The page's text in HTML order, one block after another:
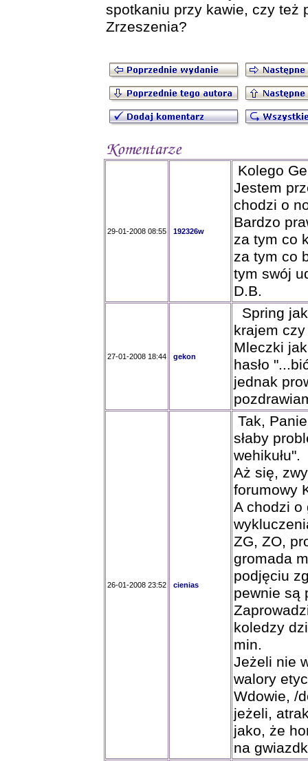
spotkaniu przy kawie, czy też
Zrzeszenia?
29-01-2008 08:55 192326w
Kolego
Jestem
chodzi o
Bardzo
za tym co
za tym co
tym swój
D.B.
27-01-2008 18:44 gekon
Spring
krajem
Mleczki
hasło
jednak
26-01-2008 23:52 cienias
Tak,
słaby
wehikułu".
Aż się,
forumowy
A chodzi o
ZG, ZO,
gromada
podjęciu
pewnie są
koledzy
min.
Jeżeli nie
walory
Wdowie, /
jeżeli,
jako, że
na